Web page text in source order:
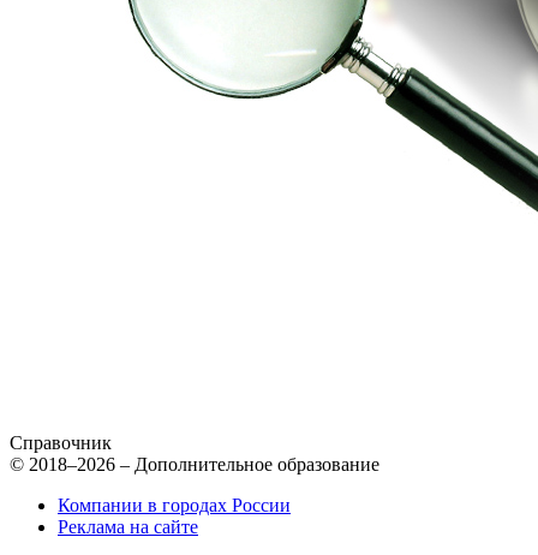
Справочник
© 2018–2026 – Дополнительное образование
Компании в городах России
Реклама на сайте